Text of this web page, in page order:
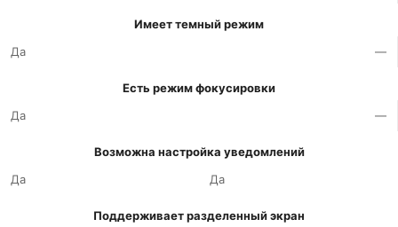
Имеет темный режим
Да
—
Есть режим фокусировки
Да
—
Возможна настройка уведомлений
Да
Да
Поддерживает разделенный экран